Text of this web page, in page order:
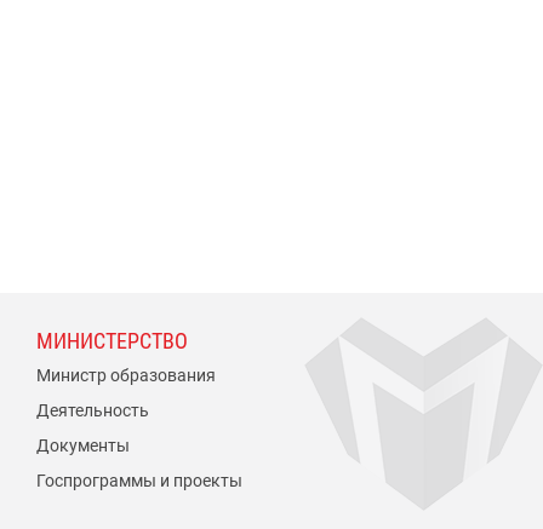
МИНИСТЕРСТВО
Министр образования
Деятельность
Документы
Госпрограммы и проекты